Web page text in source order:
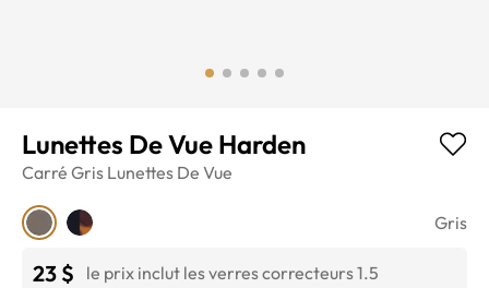
Lunettes De Vue Harden
Carré Gris Lunettes De Vue
Gris
23 $ le prix inclut les verres correcteurs 1.5